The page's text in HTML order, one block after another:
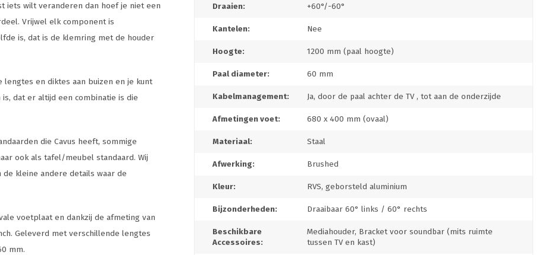
iets wilt veranderen dan hoef je niet een
Vrijwel elk component is
is, dat is de klemring met de houder
lengtes en diktes aan buizen en je kunt
dat er altijd een combinatie is die
die Cavus heeft, sommige
ook als tafel/meubel standaard. Wij
kleine andere details waar de
voetplaat en dankzij de afmeting van
Geleverd met verschillende lengtes
mm.
Draaien: +60°/-60°
Kantelen: Nee
Hoogte: 1200 mm (paal hoogte)
Paal diameter: 60 mm
Kabelmanagement: Ja, door de paal achter de TV , tot aan de onderzijde
Afmetingen voet: 680 x 400 mm (ovaal)
Materiaal: Staal
Afwerking: Brushed
Kleur: RVS, geborsteld aluminium
Bijzonderheden: Draaibaar 60° links / 60° rechts
Beschikbare
Accessoires:
Mediahouder, Bracket voor soundbar (mits ruimte
tussen TV en kast)